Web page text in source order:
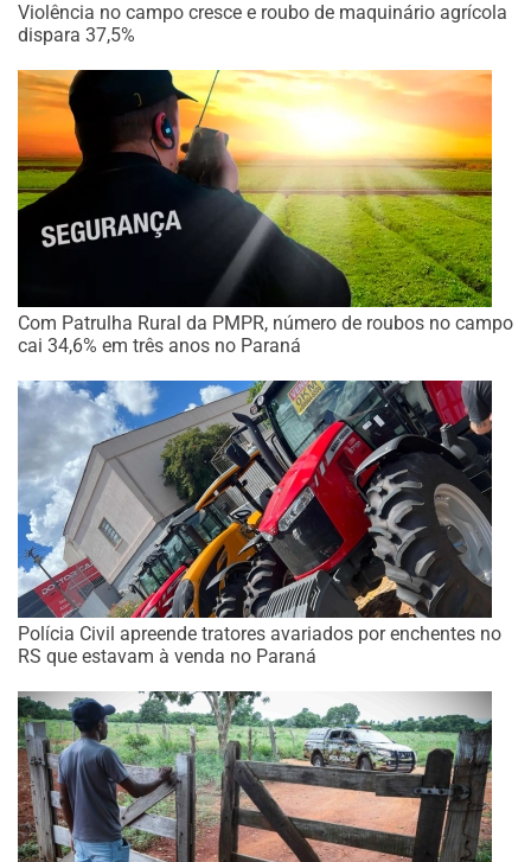
Violência no campo cresce e roubo de maquinário agrícola
dispara 37,5%
Com Patrulha Rural da PMPR, número de roubos no campo
cai 34,6% em três anos no Paraná
Polícia Civil apreende tratores avariados por enchentes no
RS que estavam à venda no Paraná